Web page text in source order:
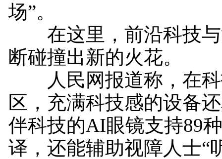
场”。
在这里，前沿科技与
断碰撞出新的火花。
人民网报道称，在科
区，充满科技感的设备
伴科技的AI眼镜支持89
译，还能辅助视障人士“